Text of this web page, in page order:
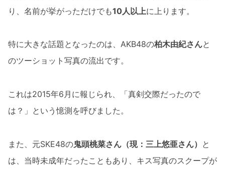
り、名前が挙がっただけでも10人以上に上ります。
特に大きな話題となったのは、AKB48の柏木由紀さんと
のツーショット写真の流出です。
これは2015年6月に報じられ、「真剣交際だったので
は？」という憶測を呼びました。
また、元SKE48の鬼頭桃菜さん（現：三上悠亜さん） と
は、当時未成年だったこともあり、キス写真のスクープが